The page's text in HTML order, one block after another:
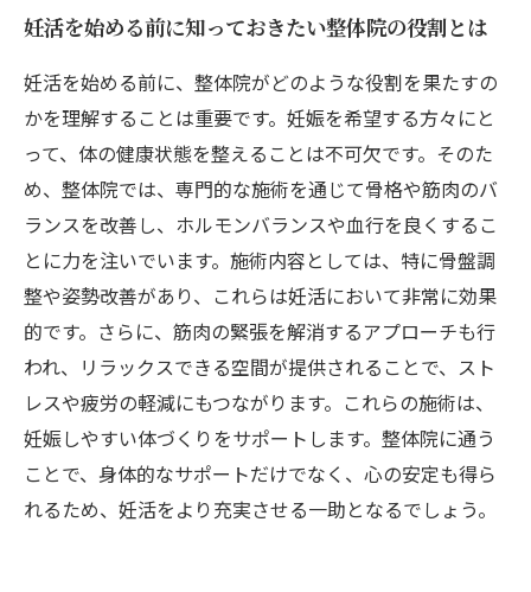
成功する妊活のための骨盤調整と姿勢改善の重
要性
整体院利用者の体験談：妊活における大きな変
化
整体施術を受けた後の妊活成功体験を共有しよ
う
妊活を始める前に知っておきたい整体院の役割とは
妊活を始める前に、整体院がどのような役割を果たすの
かを理解することは重要です。妊娠を希望する方々にと
って、体の健康状態を整えることは不可欠です。そのた
め、整体院では、専門的な施術を通じて骨格や筋肉のバ
ランスを改善し、ホルモンバランスや血行を良くするこ
とに力を注いでいます。施術内容としては、特に骨盤調
整や姿勢改善があり、これらは妊活において非常に効果
的です。さらに、筋肉の緊張を解消するアプローチも行
われ、リラックスできる空間が提供されることで、スト
レスや疲労の軽減にもつながります。これらの施術は、
妊娠しやすい体づくりをサポートします。整体院に通う
ことで、身体的なサポートだけでなく、心の安定も得ら
れるため、妊活をより充実させる一助となるでしょう。